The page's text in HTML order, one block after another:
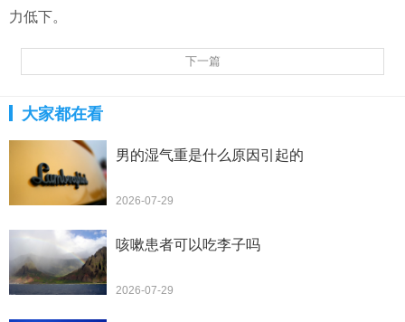
力低下。
下一篇
大家都在看
男的湿气重是什么原因引起的
2026-07-29
咳嗽患者可以吃李子吗
2026-07-29